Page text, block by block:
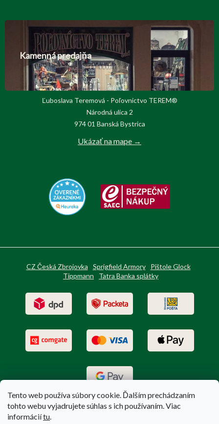
Tento web používa súbory cookie. Ďalším prechádzaním
tohto webu vyjadrujete súhlas s ich používaním. Viac
informáciítu.
Kamenná predajňa
Ľuboslava Teremová - Poľovnictvo TEREM®
Národná ulica 2
974 01 Banská Bystrica
Ukázať na mape →
CZ Česká Zbrojovka Sprigfield Armory
Pištole Glock
Tippmann
Tatra Banka splátky